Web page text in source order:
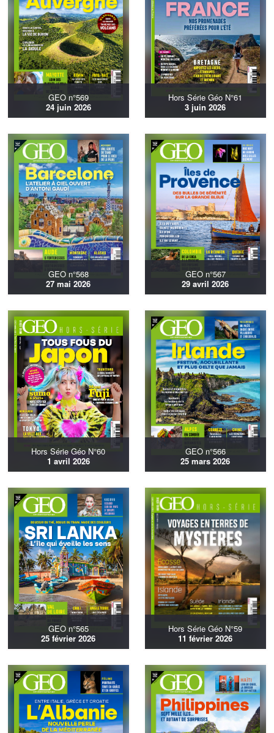
GEO n°569
24 juin 2026
Hors Série Géo N°61
3 juin 2026
GEO n°568
27 mai 2026
GEO n°567
29 avril 2026
Hors Série Géo N°60
1 avril 2026
GEO n°566
25 mars 2026
GEO n°565
25 février 2026
Hors Série Géo N°59
11 février 2026